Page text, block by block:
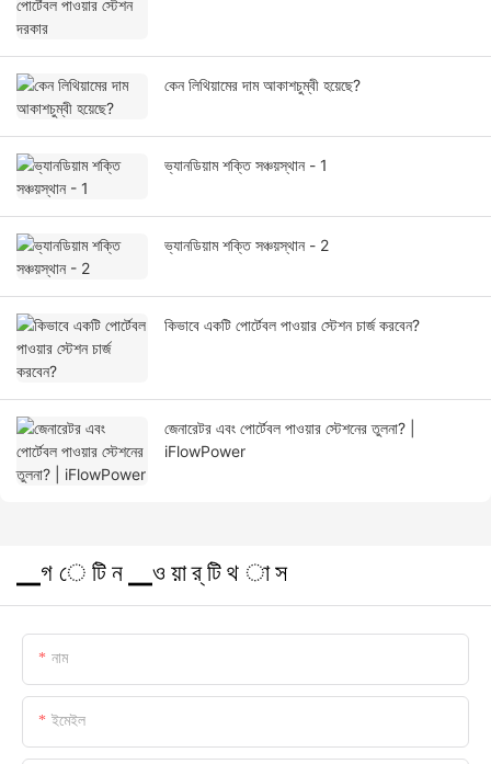
কেন লিথিয়ামের দাম আকাশচুম্বী হয়েছে?
ভ্যানডিয়াম শক্তি সঞ্চয়স্থান - 1
ভ্যানডিয়াম শক্তি সঞ্চয়স্থান - 2
কিভাবে একটি পোর্টেবল পাওয়ার স্টেশন চার্জ করবেন?
জেনারেটর এবং পোর্টেবল পাওয়ার স্টেশনের তুলনা? |
iFlowPower
▁গ ে টি ন ▁ও য়া র্ টি থ া স
নাম
ইমেইল